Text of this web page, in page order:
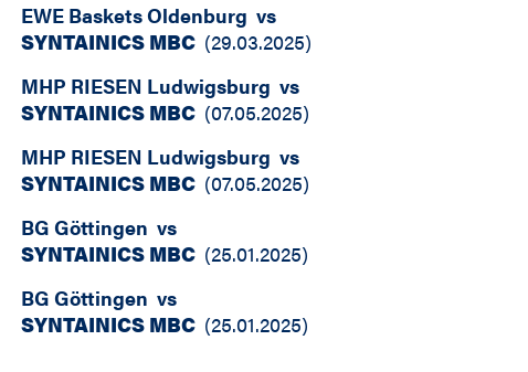
EWE Baskets Oldenburg vs
SYNTAINICS MBC (29.03.2025)
MHP RIESEN Ludwigsburg vs
SYNTAINICS MBC (07.05.2025)
MHP RIESEN Ludwigsburg vs
SYNTAINICS MBC (07.05.2025)
BG Göttingen vs
SYNTAINICS MBC (25.01.2025)
BG Göttingen vs
SYNTAINICS MBC (25.01.2025)